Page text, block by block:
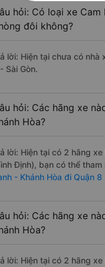
hỏi: Có loại xe
đôi không?
lời: Hiện tại chưa có nhà
Sài Gòn.
hỏi: Các hãng xe
Hòa?
lời: Hiện tại có 2 hãng
Định), bạn có thể
- Khánh Hòa đi Quận 8
hỏi: Các hãng xe
Hòa?
lời: Hiện tại có 2 hãng